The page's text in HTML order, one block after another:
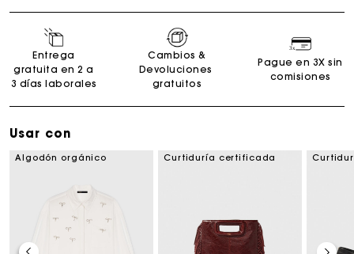
Entrega
gratuita en 2 a
3 días laborales
Cambios &
Devoluciones
gratuitos
Pague en 3X sin
comisiones
Usar con
Algodón orgánico Curtiduría certificada